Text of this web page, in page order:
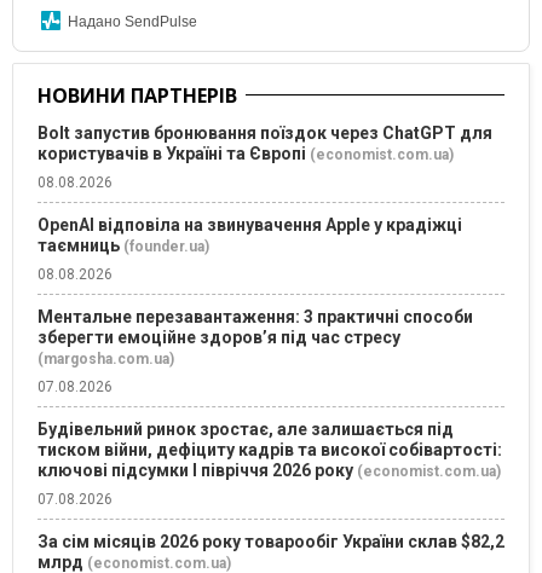
Надано SendPulse
НОВИНИ ПАРТНЕРІВ
Bolt запустив бронювання поїздок через ChatGPT для
користувачів в Україні та Європі (economist.com.ua)
08.08.2026
OpenAI відповіла на звинувачення Apple у крадіжці
таємниць (founder.ua)
08.08.2026
Ментальне перезавантаження: 3 практичні способи
зберегти емоційне здоров’я під час стресу
(margosha.com.ua)
07.08.2026
Будівельний ринок зростає, але залишається під
тиском війни, дефіциту кадрів та високої собівартості:
ключові підсумки І півріччя 2026 року (economist.com.ua)
07.08.2026
За сім місяців 2026 року товарообіг України склав $82,2
млрд (economist.com.ua)